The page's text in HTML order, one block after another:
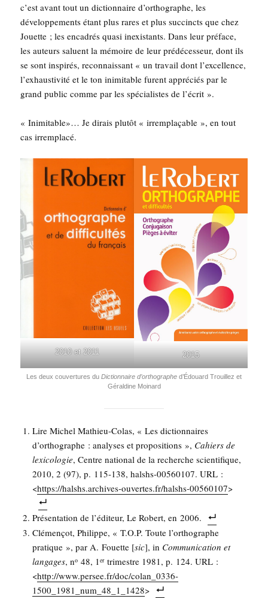
c’est avant tout un dic­tion­naire d’or­tho­graphe, les
déve­lop­pe­ments étant plus rares et plus suc­cincts que chez
Jouette ; les enca­drés qua­si inexis­tants. Dans leur pré­face,
les auteurs saluent la mémoire de leur pré­dé­ces­seur, dont ils
se sont ins­pi­rés, recon­nais­sant « un tra­vail dont l’ex­cel­lence,
l’ex­haus­ti­vi­té et le ton inimi­table furent appré­ciés par le
grand public comme par les spé­cia­listes de l’écrit ».
« Inimi­table»… Je dirais plu­tôt « irrem­pla­çable », en tout
cas irremplacé.
2010 et 2011 2015
Les deux cou­ver­tures du Dic­tion­naire d’or­tho­graphe d’É­douard Trouillez et
Géral­dine Moinard
Lire Michel Mathieu-Colas, « Les dic­tion­naires
d’orthographe : ana­lyses et pro­po­si­tions », Cahiers de
lexi­co­lo­gie, Centre natio­nal de la recherche scien­ti­fique,
2010, 2 (97), p. 115-138, halshs-00560107. URL :
<https://halshs.archives-ouvertes.fr/halshs-00560107>
Pré­sen­ta­tion de l’é­di­teur, Le Robert, en 2006.
Clé­men­çot, Phi­lippe, « T.O.P. Toute l’or­tho­graphe
pra­tique », par A. Fouette [sic], in Com­mu­ni­ca­tion et
lan­gages, no 48, 1ertri­mestre 1981, p. 124. URL :
<http://www.persee.fr/doc/colan_0336-
1500_1981_num_48_1_1428>